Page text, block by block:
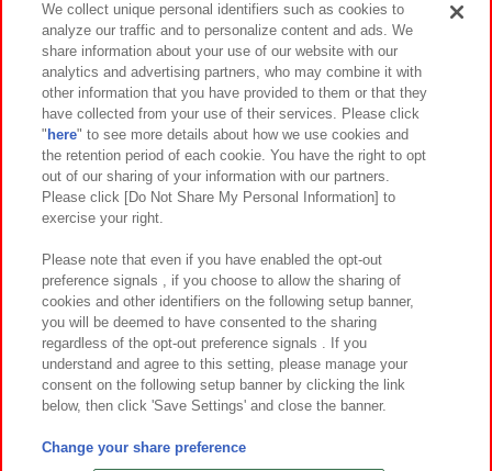
イベント・キャンペーン
関連会社 サステナビリティ サイトポリシー
プライバシーポリシー ウェブアクセシビリティ方針と検証結果
お取引先さまとともに
カスタマーハラスメント対応方針 よくあるご質問・お問い合わせ
©Bandai Namco Amusement Inc.
©Bandai Namco Amusement Lab Inc.
We collect unique personal identifiers such as cookies to
analyze our traffic and to personalize content and ads. We
share information about your use of our website with our
analytics and advertising partners, who may combine it with
other information that you have provided to them or that they
have collected from your use of their services. Please click
" here" to see more details about how we use cookies and
the retention period of each cookie. You have the right to opt
out of our sharing of your information with our partners.
Please click [Do Not Share My Personal Information] to
exercise your right.
Please note that even if you have enabled the opt-out
preference signals , if you choose to allow the sharing of
cookies and other identifiers on the following setup banner,
you will be deemed to have consented to the sharing
regardless of the opt-out preference signals . If you
understand and agree to this setting, please manage your
consent on the following setup banner by clicking the link
below, then click 'Save Settings' and close the banner.
Change your share preference